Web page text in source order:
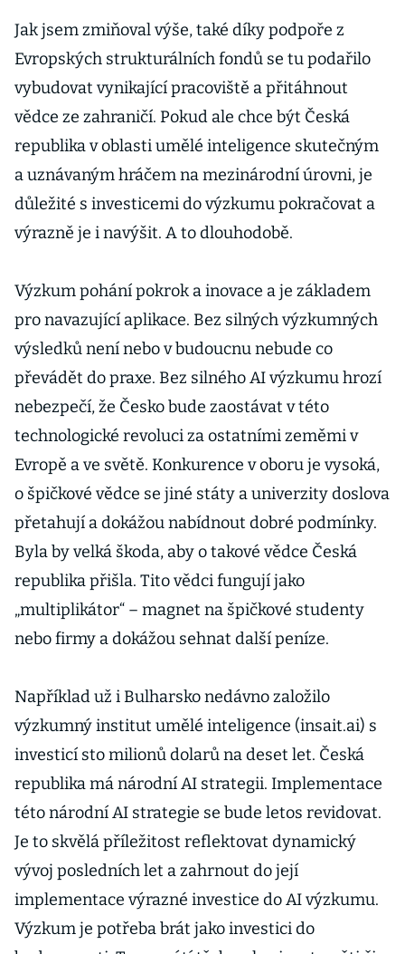
Jak jsem zmiňoval výše, také díky podpoře z
Evropských strukturálních fondů se tu podařilo
vybudovat vynikající pracoviště a přitáhnout
vědce ze zahraničí. Pokud ale chce být Česká
republika v oblasti umělé inteligence skutečným
a uznávaným hráčem na mezinárodní úrovni, je
důležité s investicemi do výzkumu pokračovat a
výrazně je i navýšit. A to dlouhodobě.
Výzkum pohání pokrok a inovace a je základem
pro navazující aplikace. Bez silných výzkumných
výsledků není nebo v budoucnu nebude co
převádět do praxe. Bez silného AI výzkumu hrozí
nebezpečí, že Česko bude zaostávat v této
technologické revoluci za ostatními zeměmi v
Evropě a ve světě. Konkurence v oboru je vysoká,
o špičkové vědce se jiné státy a univerzity doslova
přetahují a dokážou nabídnout dobré podmínky.
Byla by velká škoda, aby o takové vědce Česká
republika přišla. Tito vědci fungují jako
„multiplikátor“ – magnet na špičkové studenty
nebo firmy a dokážou sehnat další peníze.
Například už i Bulharsko nedávno založilo
výzkumný institut umělé inteligence (insait.ai) s
investicí sto milionů dolarů na deset let. Česká
republika má národní AI strategii. Implementace
této národní AI strategie se bude letos revidovat.
Je to skvělá příležitost reflektovat dynamický
vývoj posledních let a zahrnout do její
implementace výrazné investice do AI výzkumu.
Výzkum je potřeba brát jako investici do